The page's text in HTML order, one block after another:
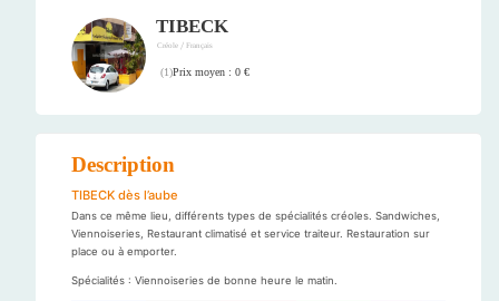
TIBECK
Créole / Français
(1)Prix moyen : 0 €
Description
TIBECK dès l’aube
Dans ce même lieu, différents types de spécialités créoles. Sandwiches,
Viennoiseries, Restaurant climatisé et service traiteur. Restauration sur
place ou à emporter.
Spécialités : Viennoiseries de bonne heure le matin.